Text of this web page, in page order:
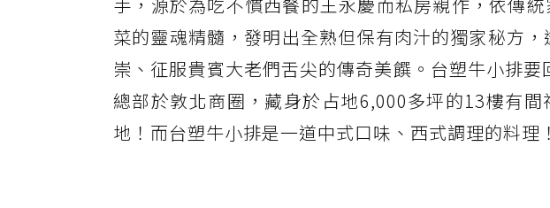
菜的靈魂精髓，發明出全熟但保有肉汁的獨家秘方
崇、征服貴賓大老們舌尖的傳奇美饌。台塑牛小排
總部於敦北商圈，藏身於占地6,000多坪的13樓有
地！而台塑牛小排是一道中式口味、西式調理的料理！